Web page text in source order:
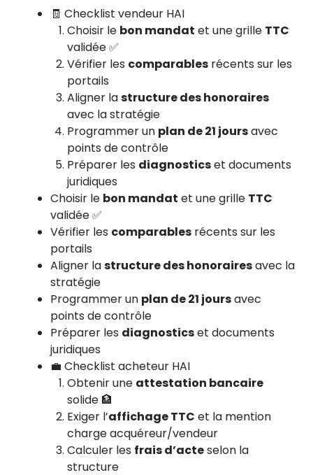
🧾 Checklist vendeur HAI
Choisir le bon mandat et une grille TTC
validée ✅
Vérifier les comparables récents sur les
portails
Aligner lastructure des honoraires
avec la stratégie
Programmer un plan de 21 joursavec
points de contrôle
Préparer les diagnosticset documents
juridiques
Choisir le bon mandat et une grille TTC
validée ✅
Vérifier les comparables récents sur les
portails
Aligner lastructure des honorairesavec la
stratégie
Programmer un plan de 21 joursavec
points de contrôle
Préparer les diagnosticset documents
juridiques
💼 Checklist acheteur HAI
Obtenir une attestation bancaire
solide 🏦
Exiger l’affichage TTC et la mention
charge acquéreur/vendeur
Calculer les frais d’acteselon la
structure